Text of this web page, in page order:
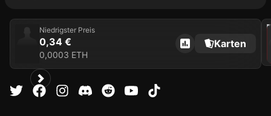
Niedrigster Preis
0,34 €
0,0003 ETH
Karten
2021